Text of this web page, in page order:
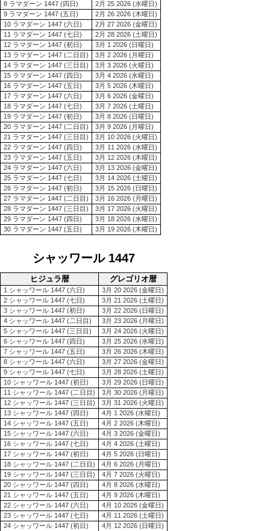
8 ラマダーン 1447 (四日)
2月 25 2026 (水曜日)
9 ラマダーン 1447 (五日)
2月 26 2026 (木曜日)
10 ラマダーン 1447 (六日)
2月 27 2026 (金曜日)
11 ラマダーン 1447 (七日)
2月 28 2026 (土曜日)
12 ラマダーン 1447 (初日)
3月 1 2026 (日曜日)
13 ラマダーン 1447 (二日目)
3月 2 2026 (月曜日)
14 ラマダーン 1447 (三日目)
3月 3 2026 (火曜日)
15 ラマダーン 1447 (四日)
3月 4 2026 (水曜日)
16 ラマダーン 1447 (五日)
3月 5 2026 (木曜日)
17 ラマダーン 1447 (六日)
3月 6 2026 (金曜日)
18 ラマダーン 1447 (七日)
3月 7 2026 (土曜日)
19 ラマダーン 1447 (初日)
3月 8 2026 (日曜日)
20 ラマダーン 1447 (二日目)
3月 9 2026 (月曜日)
21 ラマダーン 1447 (三日目)
3月 10 2026 (火曜日)
22 ラマダーン 1447 (四日)
3月 11 2026 (水曜日)
23 ラマダーン 1447 (五日)
3月 12 2026 (木曜日)
24 ラマダーン 1447 (六日)
3月 13 2026 (金曜日)
25 ラマダーン 1447 (七日)
3月 14 2026 (土曜日)
26 ラマダーン 1447 (初日)
3月 15 2026 (日曜日)
27 ラマダーン 1447 (二日目)
3月 16 2026 (月曜日)
28 ラマダーン 1447 (三日目)
3月 17 2026 (火曜日)
29 ラマダーン 1447 (四日)
3月 18 2026 (水曜日)
30 ラマダーン 1447 (五日)
3月 19 2026 (木曜日)
シャッワール 1447
ヒジュラ暦 グレゴリオ暦
1 シャッワール 1447 (六日)
3月 20 2026 (金曜日)
2 シャッワール 1447 (七日)
3月 21 2026 (土曜日)
3 シャッワール 1447 (初日)
3月 22 2026 (日曜日)
4 シャッワール 1447 (二日目)
3月 23 2026 (月曜日)
5 シャッワール 1447 (三日目)
3月 24 2026 (火曜日)
6 シャッワール 1447 (四日)
3月 25 2026 (水曜日)
7 シャッワール 1447 (五日)
3月 26 2026 (木曜日)
8 シャッワール 1447 (六日)
3月 27 2026 (金曜日)
9 シャッワール 1447 (七日)
3月 28 2026 (土曜日)
10 シャッワール 1447 (初日)
3月 29 2026 (日曜日)
11 シャッワール 1447 (二日目)
3月 30 2026 (月曜日)
12 シャッワール 1447 (三日目)
3月 31 2026 (火曜日)
13 シャッワール 1447 (四日)
4月 1 2026 (水曜日)
14 シャッワール 1447 (五日)
4月 2 2026 (木曜日)
15 シャッワール 1447 (六日)
4月 3 2026 (金曜日)
16 シャッワール 1447 (七日)
4月 4 2026 (土曜日)
17 シャッワール 1447 (初日)
4月 5 2026 (日曜日)
18 シャッワール 1447 (二日目)
4月 6 2026 (月曜日)
19 シャッワール 1447 (三日目)
4月 7 2026 (火曜日)
20 シャッワール 1447 (四日)
4月 8 2026 (水曜日)
21 シャッワール 1447 (五日)
4月 9 2026 (木曜日)
22 シャッワール 1447 (六日)
4月 10 2026 (金曜日)
23 シャッワール 1447 (七日)
4月 11 2026 (土曜日)
24 シャッワール 1447 (初日)
4月 12 2026 (日曜日)